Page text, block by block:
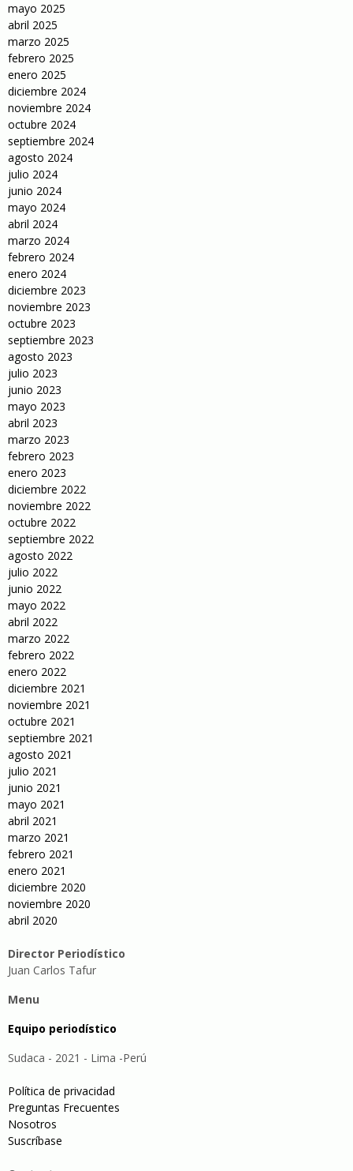
mayo 2025
abril 2025
marzo 2025
febrero 2025
enero 2025
diciembre 2024
noviembre 2024
octubre 2024
septiembre 2024
agosto 2024
julio 2024
junio 2024
mayo 2024
abril 2024
marzo 2024
febrero 2024
enero 2024
diciembre 2023
noviembre 2023
octubre 2023
septiembre 2023
agosto 2023
julio 2023
junio 2023
mayo 2023
abril 2023
marzo 2023
febrero 2023
enero 2023
diciembre 2022
noviembre 2022
octubre 2022
septiembre 2022
agosto 2022
julio 2022
junio 2022
mayo 2022
abril 2022
marzo 2022
febrero 2022
enero 2022
diciembre 2021
noviembre 2021
octubre 2021
septiembre 2021
agosto 2021
julio 2021
junio 2021
mayo 2021
abril 2021
marzo 2021
febrero 2021
enero 2021
diciembre 2020
noviembre 2020
abril 2020
Director Periodístico
Juan Carlos Tafur
Menu
Equipo periodístico
Sudaca - 2021 - Lima -Perú
Política de privacidad
Preguntas Frecuentes
Nosotros
Suscríbase